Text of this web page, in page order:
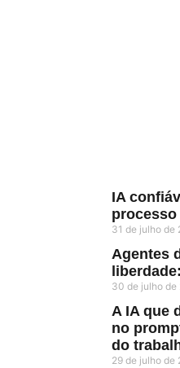
IA
31 de julho de
Agentes
30 de julho de
A IA que
no
do
29 de julho de